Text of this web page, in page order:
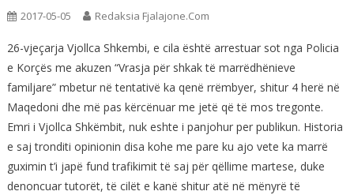
2017-05-05 Redaksia Fjalajone.com
26-vjeçarja Vjollca Shkembi, e cila është arrestuar sot nga Policia
e Korçës me akuzen “Vrasja për shkak të marrëdhënieve
familjare” mbetur në tentativë ka qenë rrëmbyer, shitur 4 herë në
Maqedoni dhe më pas kërcënuar me jetë që të mos tregonte.
Emri i Vjollca Shkëmbit, nuk eshte i panjohur per publikun. Historia
e saj tronditi opinionin disa kohe me pare ku ajo vete ka marrë
guximin t’i japë fund trafikimit të saj për qëllime martese, duke
denoncuar tutorët, të cilët e kanë shitur atë në mënyrë të